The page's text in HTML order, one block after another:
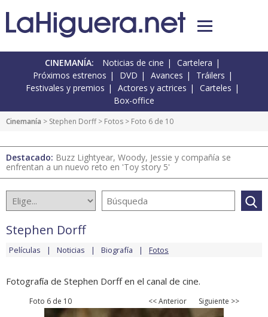
CINEMANÍA: Noticias de cine
Cartelera
Próximos estrenos
DVD Avances
Tráilers
Festivales y premios
Actores y actrices
Carteles
Box-office
Cinemanía > Stephen Dorff> Fotos > Foto 6 de 10
Destacado: Buzz Lightyear, Woody, Jessie y compañía se
enfrentan a un nuevo reto en 'Toy story 5'
Stephen Dorff
Películas Noticias Biografía Fotos
Fotografía de Stephen Dorff en el canal de cine.
Foto 6 de 10 << Anterior Siguiente >>